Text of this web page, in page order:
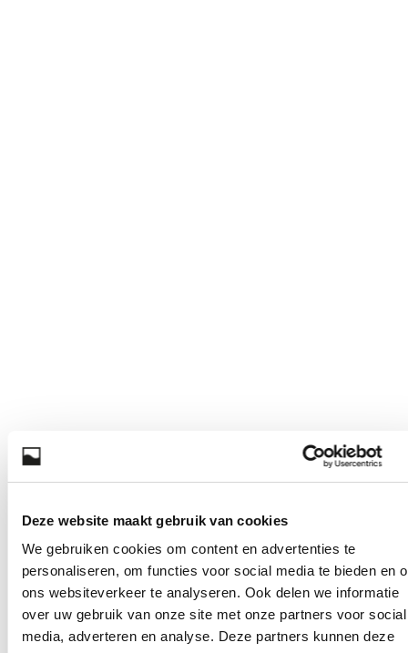
Deze website maakt gebruik van cookies
We gebruiken cookies om content en advertenties te
personaliseren, om functies voor social media te bieden en
ons websiteverkeer te analyseren. Ook delen we informatie
over uw gebruik van onze site met onze partners voor social
media, adverteren en analyse. Deze partners kunnen deze